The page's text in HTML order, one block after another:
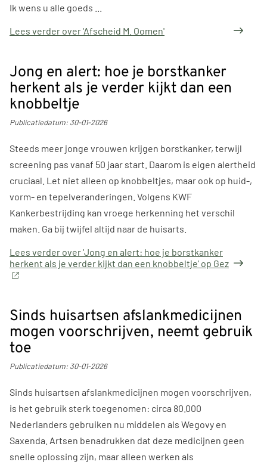
Ik wens u alle goeds ...
Lees verder over 'Afscheid M. Oomen'
Jong en alert: hoe je borstkanker
herkent als je verder kijkt dan een
knobbeltje
Publicatiedatum: 30-01-2026
Steeds meer jonge vrouwen krijgen borstkanker, terwijl
screening pas vanaf 50 jaar start. Daarom is eigen alertheid
cruciaal. Let niet alleen op knobbeltjes, maar ook op huid-,
vorm- en tepelveranderingen. Volgens KWF
Kankerbestrijding kan vroege herkenning het verschil
maken. Ga bij twijfel altijd naar de huisarts.
Lees verder over 'Jong en alert: hoe je borstkanker
herkent als je verder kijkt dan een knobbeltje' op Gez
Sinds huisartsen afslankmedicijnen
mogen voorschrijven, neemt gebruik
toe
Publicatiedatum: 30-01-2026
Sinds huisartsen afslankmedicijnen mogen voorschrijven,
is het gebruik sterk toegenomen: circa 80.000
Nederlanders gebruiken nu middelen als Wegovy en
Saxenda. Artsen benadrukken dat deze medicijnen geen
snelle oplossing zijn, maar alleen werken als